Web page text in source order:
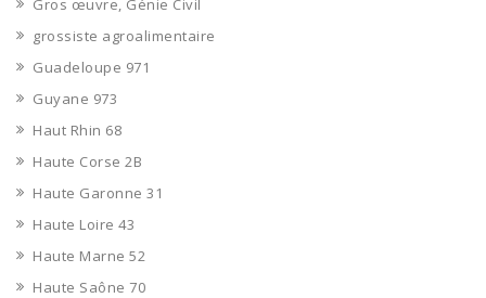
Gros œuvre, Génie Civil
grossiste agroalimentaire
Guadeloupe 971
Guyane 973
Haut Rhin 68
Haute Corse 2B
Haute Garonne 31
Haute Loire 43
Haute Marne 52
Haute Saône 70